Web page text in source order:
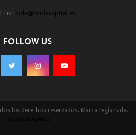
us: hola@ondacapital.es
FOLLOW US
los derechos reservados. Marca registrada.